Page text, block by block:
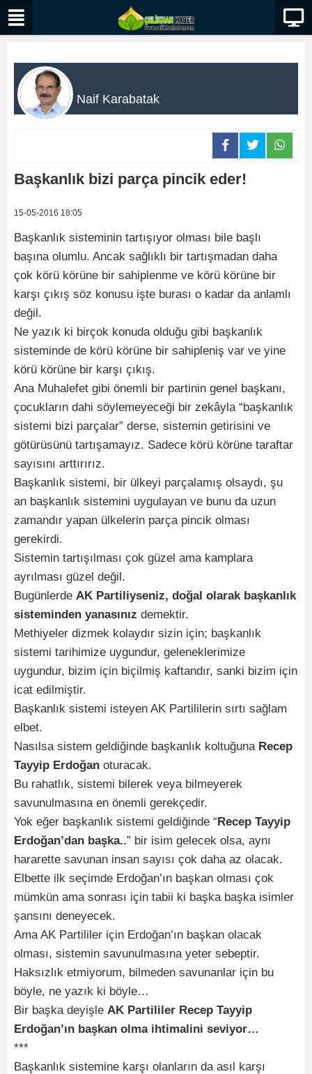
Naif Karabatak
Başkanlık bizi parça pincik eder!
15-05-2016 18:05
Başkanlık sisteminin tartışıyor olması bile başlı
başına olumlu. Ancak sağlıklı bir tartışmadan daha
çok körü körüne bir sahiplenme ve körü körüne bir
karşı çıkış söz konusu işte burası o kadar da anlamlı
değil.
Ne yazık ki birçok konuda olduğu gibi başkanlık
sisteminde de körü körüne bir sahipleniş var ve yine
körü körüne bir karşı çıkış.
Ana Muhalefet gibi önemli bir partinin genel başkanı,
çocukların dahi söylemeyeceği bir zekâyla “başkanlık
sistemi bizi parçalar” derse, sistemin getirisini ve
götürüsünü tartışamayız. Sadece körü körüne taraftar
sayısını arttırırız.
Başkanlık sistemi, bir ülkeyi parçalamış olsaydı, şu
an başkanlık sistemini uygulayan ve bunu da uzun
zamandır yapan ülkelerin parça pincik olması
gerekirdi.
Sistemin tartışılması çok güzel ama kamplara
ayrılması güzel değil.
Bugünlerde AK Partiliyseniz, doğal olarak başkanlık
sisteminden yanasınız demektir.
Methiyeler dizmek kolaydır sizin için; başkanlık
sistemi tarihimize uygundur, geleneklerimize
uygundur, bizim için biçilmiş kaftandır, sanki bizim için
icat edilmiştir.
Başkanlık sistemi isteyen AK Partililerin sırtı sağlam
elbet.
Nasılsa sistem geldiğinde başkanlık koltuğuna Recep
Tayyip Erdoğan oturacak.
Bu rahatlık, sistemi bilerek veya bilmeyerek
savunulmasına en önemli gerekçedir.
Yok eğer başkanlık sistemi geldiğinde “Recep Tayyip
Erdoğan’dan başka..” bir isim gelecek olsa, aynı
hararette savunan insan sayısı çok daha az olacak.
Elbette ilk seçimde Erdoğan’ın başkan olması çok
mümkün ama sonrası için tabii ki başka başka isimler
şansını deneyecek.
Ama AK Partililer için Erdoğan’ın başkan olacak
olması, sistemin savunulmasına yeter sebeptir.
Haksızlık etmiyorum, bilmeden savunanlar için bu
böyle, ne yazık ki böyle…
Bir başka deyişle AK Partililer Recep Tayyip
Erdoğan’ın başkan olma ihtimalini seviyor…
***
Başkanlık sistemine karşı olanların da asıl karşı